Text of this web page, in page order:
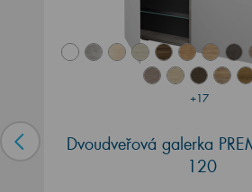
+17
Dvoudveřová galerka
120